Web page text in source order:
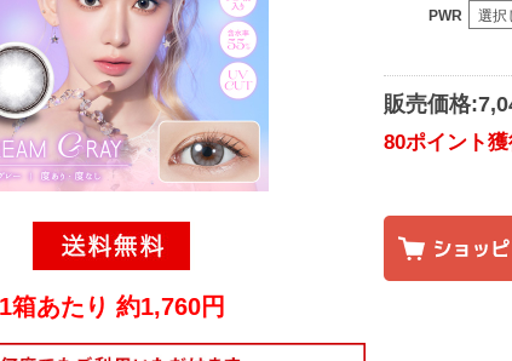
1箱あたり 約1,760円
PWR
販売価格
80ポイント獲